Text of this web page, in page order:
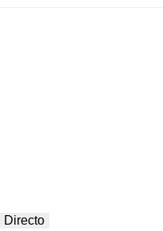
Directo